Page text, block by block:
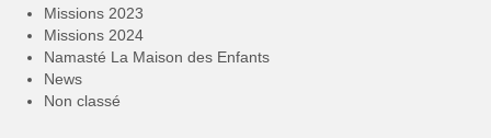
Missions 2023
Missions 2024
Namasté La Maison des Enfants
News
Non classé